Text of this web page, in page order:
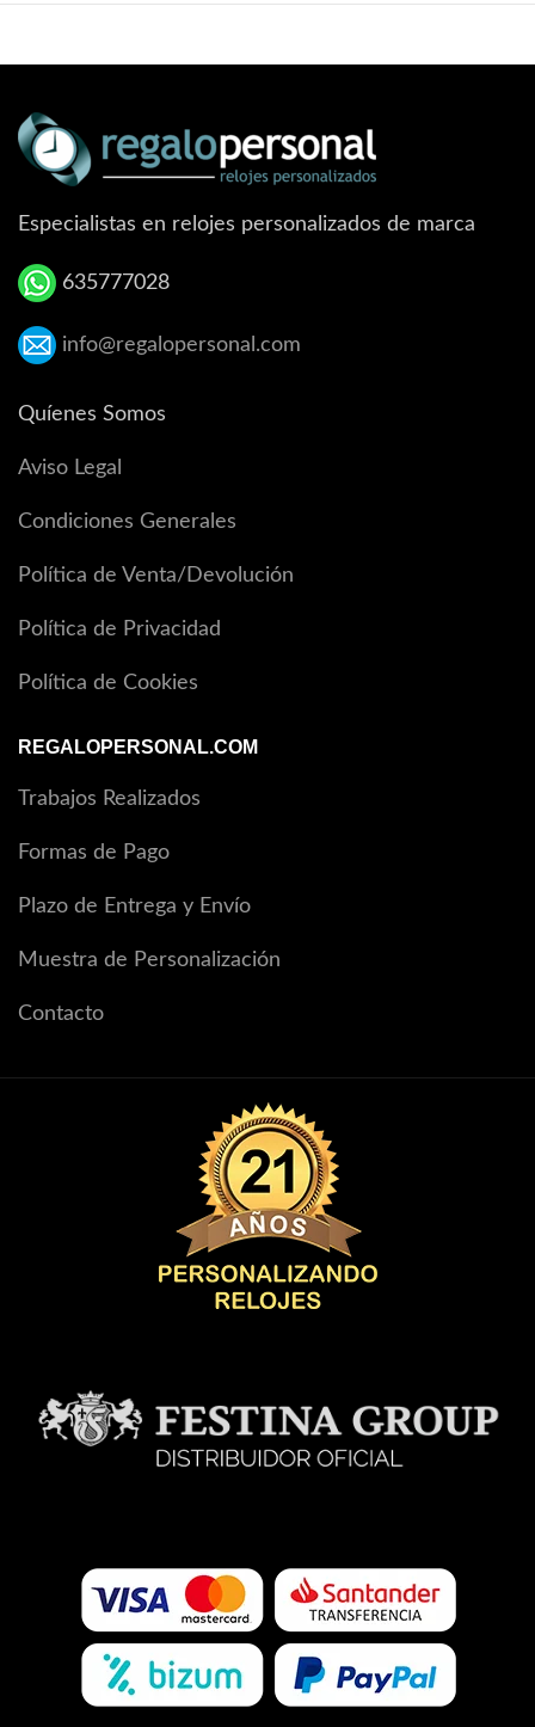
Especialistas en relojes personalizados de marca
635777028
info@regalopersonal.com
Quíenes Somos
Aviso Legal
Condiciones Generales
Política de Venta/Devolución
Política de Privacidad
Política de Cookies
REGALOPERSONAL.COM
Trabajos Realizados
Formas de Pago
Plazo de Entrega y Envío
Muestra de Personalización
Contacto